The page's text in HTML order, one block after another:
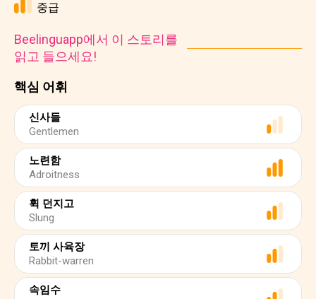
핵심 어휘
신사들
Gentlemen
노련함
Adroitness
휙 던지고
Slung
토끼 사육장
Rabbit-warren
속임수
중급
Beelinguapp에서 이 스토리를
읽고 들으세요!